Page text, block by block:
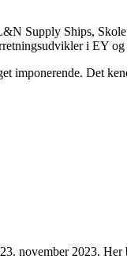
Supply Ships,
i EY
Det
november 2023.